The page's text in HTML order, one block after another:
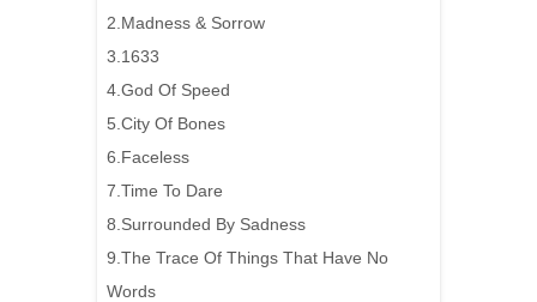
2.Madness & Sorrow
3.1633
4.God Of Speed
5.City Of Bones
6.Faceless
7.Time To Dare
8.Surrounded By Sadness
9.The Trace Of Things That Have No
Words